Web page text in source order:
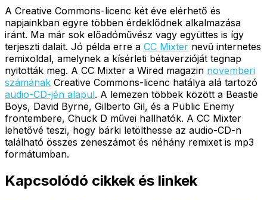
A Creative Commons-licenc két éve elérhető és
napjainkban egyre többen érdeklődnek alkalmazása
iránt. Ma már sok előadóművész vagy együttes is így
terjeszti dalait. Jó példa erre a CC Mixter nevű internetes
remixoldal, amelynek a kísérleti bétaverzióját tegnap
nyitották meg. A CC Mixter a Wired magazin novemberi
számának Creative Commons-licenc hatálya alá tartozó
audio-CD-jén alapul. A lemezen többek között a Beastie
Boys, David Byrne, Gilberto Gil, és a Public Enemy
frontembere, Chuck D művei hallhatók. A CC Mixter
lehetővé teszi, hogy bárki letölthesse az audio-CD-n
található összes zeneszámot és néhány remixet is mp3
formátumban.
Kapcsolódó cikkek és linkek